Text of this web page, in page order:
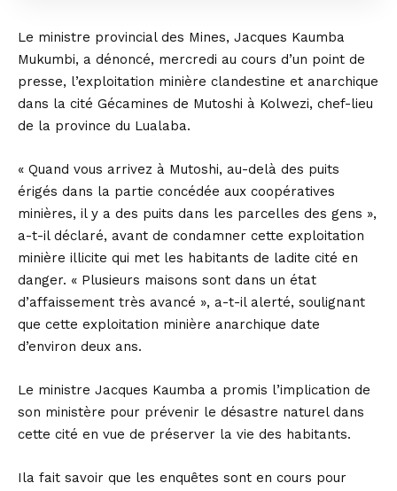
Le ministre provincial des Mines, Jacques Kaumba
Mukumbi, a dénoncé, mercredi au cours d’un point de
presse, l’exploitation minière clandestine et anarchique
dans la cité Gécamines de Mutoshi à Kolwezi, chef-lieu
de la province du Lualaba.
« Quand vous arrivez à Mutoshi, au-delà des puits
érigés dans la partie concédée aux coopératives
minières, il y a des puits dans les parcelles des gens »,
a-t-il déclaré, avant de condamner cette exploitation
minière illicite qui met les habitants de ladite cité en
danger. « Plusieurs maisons sont dans un état
d’affaissement très avancé », a-t-il alerté, soulignant
que cette exploitation minière anarchique date
d’environ deux ans.
Le ministre Jacques Kaumba a promis l’implication de
son ministère pour prévenir le désastre naturel dans
cette cité en vue de préserver la vie des habitants.
Ila fait savoir que les enquêtes sont en cours pour